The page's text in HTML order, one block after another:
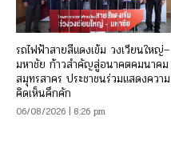
รถไฟฟ้าสายสีแดงเข้ม วงเวียนใหญ่–
มหาชัย ก้าวสำคัญสู่อนาคตคมนาคม
สมุทรสาคร ประชาชนร่วมแสดงความ
คิดเห็นคึกคัก
06/08/2026 | 8:26 pm